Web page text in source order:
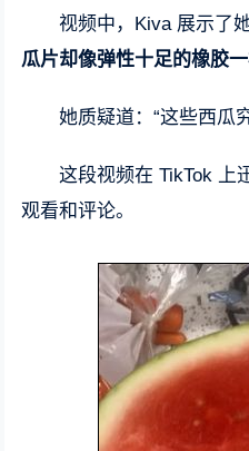
视频中，Kiva 展示了
瓜片却像弹性十足的橡胶
她质疑道：“这些西瓜
这段视频在 TikTok 上
观看和评论。